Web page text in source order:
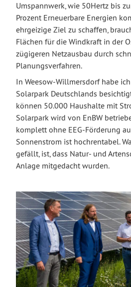
Umspannwerk, wie 50Hertz bis
Prozent Erneuerbare Energien
ehrgeizige Ziel zu schaffen,
Flächen für die Windkraft in der
zügigeren Netzausbau durch
Planungsverfahren.
In Weesow-Willmersdorf habe
Solarpark Deutschlands
können 50.000 Haushalte mit
Solarpark wird von EnBW
komplett ohne EEG-Förderung
Sonnenstrom ist hochrentabel.
gefällt, ist, dass Natur- und
Anlage mitgedacht wurden.